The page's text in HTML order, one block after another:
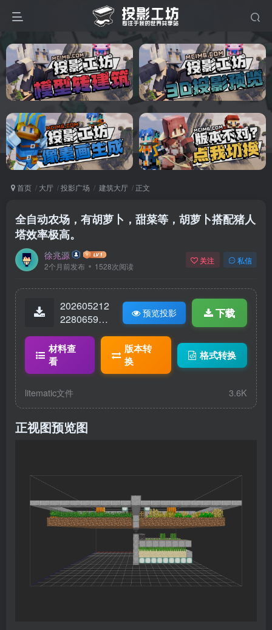
首页 大厅 投影广场 建筑大厅 正文
全自动农场，有胡萝卜，甜菜等，胡萝卜搭配猪人
塔效率极高。
徐兆源
2个月前发布 1528次阅读
关注 私信
202605212
22806591-
2.litematic
预览投影 下载
材料查
看
版本转
换
格式转换
litematic文件 3.6K
正视图预览图